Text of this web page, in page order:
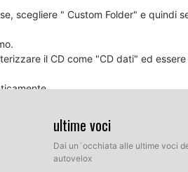
scegliere " Custom Folder" e quindi
il CD come "CD dati" ed
deve essere aggiornato.
ultime voci
Dai un´occhiata alle ultime voci
autovelox